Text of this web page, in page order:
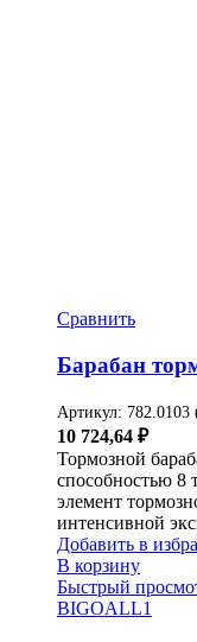
Сравнить
Барабан
Артикул: 782.0103
10 724,64 ₽
Тормозной
способностью 8
элемент
интенсивной
Добавить в
В корзину
Быстрый
BIGOALL1